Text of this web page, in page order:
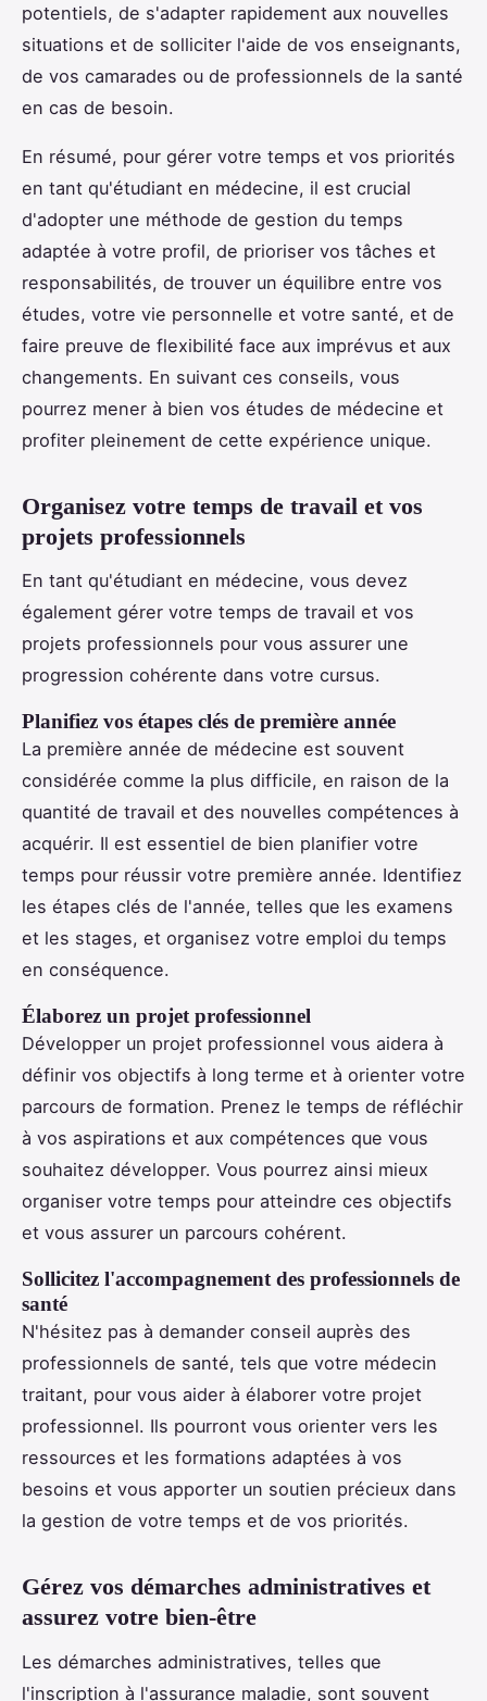
potentiels, de s'adapter rapidement aux nouvelles
situations et de solliciter l'aide de vos enseignants,
de vos camarades ou de professionnels de la santé
en cas de besoin.
En résumé, pour gérer votre temps et vos priorités
en tant qu'étudiant en médecine, il est crucial
d'adopter une méthode de gestion du temps
adaptée à votre profil, de prioriser vos tâches et
responsabilités, de trouver un équilibre entre vos
études, votre vie personnelle et votre santé, et de
faire preuve de flexibilité face aux imprévus et aux
changements. En suivant ces conseils, vous
pourrez mener à bien vos études de médecine et
profiter pleinement de cette expérience unique.
Organisez votre temps de travail et vos
projets professionnels
En tant qu'étudiant en médecine, vous devez
également gérer votre temps de travail et vos
projets professionnels pour vous assurer une
progression cohérente dans votre cursus.
Planifiez vos étapes clés de première année
La première année de médecine est souvent
considérée comme la plus difficile, en raison de la
quantité de travail et des nouvelles compétences à
acquérir. Il est essentiel de bien planifier votre
temps pour réussir votre première année. Identifiez
les étapes clés de l'année, telles que les examens
et les stages, et organisez votre emploi du temps
en conséquence.
Élaborez un projet professionnel
Développer un projet professionnel vous aidera à
définir vos objectifs à long terme et à orienter votre
parcours de formation. Prenez le temps de réfléchir
à vos aspirations et aux compétences que vous
souhaitez développer. Vous pourrez ainsi mieux
organiser votre temps pour atteindre ces objectifs
et vous assurer un parcours cohérent.
Sollicitez l'accompagnement des professionnels de
santé
N'hésitez pas à demander conseil auprès des
professionnels de santé, tels que votre médecin
traitant, pour vous aider à élaborer votre projet
professionnel. Ils pourront vous orienter vers les
ressources et les formations adaptées à vos
besoins et vous apporter un soutien précieux dans
la gestion de votre temps et de vos priorités.
Gérez vos démarches administratives et
assurez votre bien-être
Les démarches administratives, telles que
l'inscription à l'assurance maladie, sont souvent